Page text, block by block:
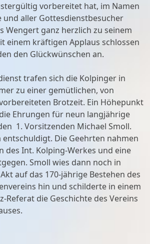
vorbereitet hat, im Namen
und aller Gottesdienstbesucher
Wengert ganz herzlich zu seinem
einem kräftigen Applaus schlossen
den Glückwünschen an.
trafen sich die Kolpinger in
zu einer gemütlichen, von
Brotzeit. Ein Höhepunkt
Ehrungen für neun langjährige
1. Vorsitzenden Michael Smoll.
entschuldigt. Die Geehrten nahmen
des Int. Kolping-Werkes und eine
Smoll wies dann noch in
auf das 170-jährige Bestehen des
hin und schilderte in einem
Referat die Geschichte des Vereins